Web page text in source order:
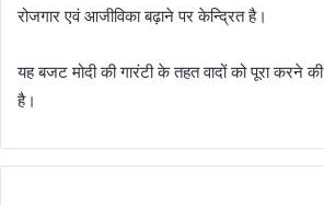
रोजगार एवं आजीविका बढ़ाने पर केन्द्रित है।
यह बजट मोदी की गारंटी के तहत वादों को पूरा करने
है।